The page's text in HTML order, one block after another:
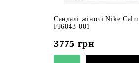
Сандалі жіночі Nike Calm
FJ6043-001
3775 грн